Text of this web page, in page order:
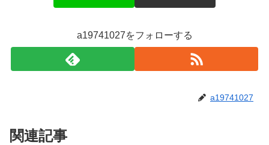
a19741027をフォローする
a19741027
関連記事